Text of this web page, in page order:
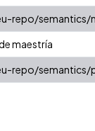
repo/semantics/
maestría
repo/semantics/